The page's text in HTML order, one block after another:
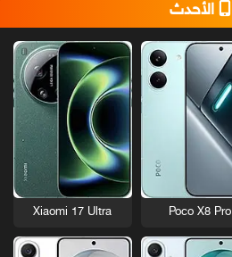
الأحدث
Poco X8 Pro
Xiaomi 17 Ultra